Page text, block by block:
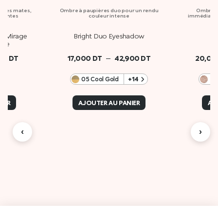
mates,
Mirage
DT
Ombre à paupières duo pour un rendu
couleur intense
Bright Duo Eyeshadow
17,000 DT – 42,900 DT
05 Cool Gold / Daring Gold
+14
AJOUTER AU PANIER
Ombre
immédiat,
‹ ›